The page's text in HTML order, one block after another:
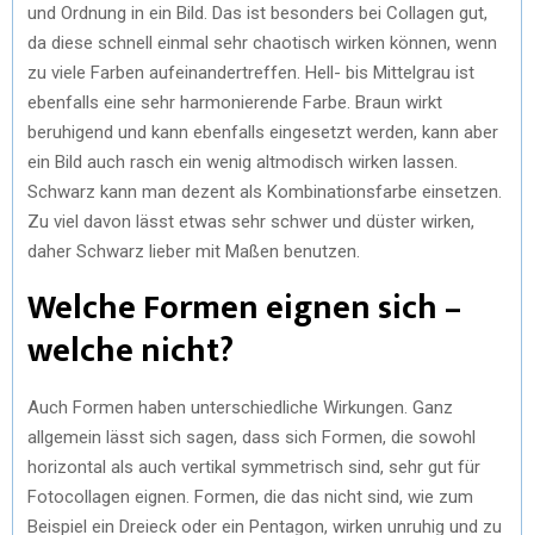
und Ordnung in ein Bild. Das ist besonders bei Collagen gut,
da diese schnell einmal sehr chaotisch wirken können, wenn
zu viele Farben aufeinandertreffen. Hell- bis Mittelgrau ist
ebenfalls eine sehr harmonierende Farbe. Braun wirkt
beruhigend und kann ebenfalls eingesetzt werden, kann aber
ein Bild auch rasch ein wenig altmodisch wirken lassen.
Schwarz kann man dezent als Kombinationsfarbe einsetzen.
Zu viel davon lässt etwas sehr schwer und düster wirken,
daher Schwarz lieber mit Maßen benutzen.
Welche Formen eignen sich –
welche nicht?
Auch Formen haben unterschiedliche Wirkungen. Ganz
allgemein lässt sich sagen, dass sich Formen, die sowohl
horizontal als auch vertikal symmetrisch sind, sehr gut für
Fotocollagen eignen. Formen, die das nicht sind, wie zum
Beispiel ein Dreieck oder ein Pentagon, wirken unruhig und zu